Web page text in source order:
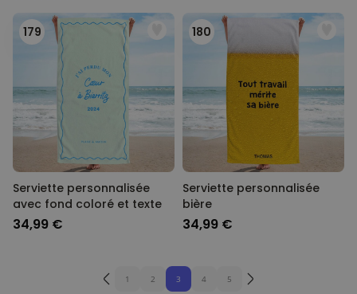
179
Serviette personnalisée
avec fond coloré et texte
34,99 €
180
Serviette personnalisée
bière
34,99 €
1 2 3 4 5